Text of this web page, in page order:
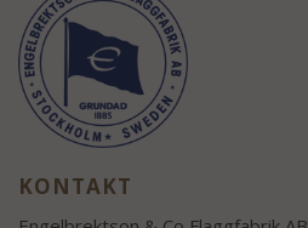
KONTAKT